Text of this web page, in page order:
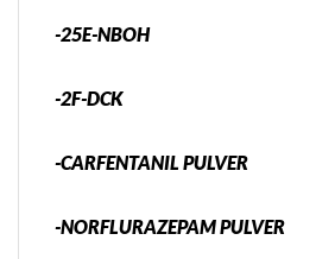
-25E-NBOH
-2F-DCK
-CARFENTANIL PULVER
-NORFLURAZEPAM PULVER